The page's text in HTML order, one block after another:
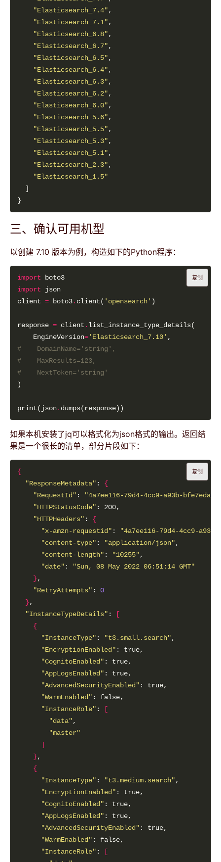
"Elasticsearch_7.4"
"Elasticsearch_7.1"
"Elasticsearch_6.8"
"Elasticsearch_6.7"
"Elasticsearch_6.5"
"Elasticsearch_6.4"
"Elasticsearch_6.3"
"Elasticsearch_6.2"
"Elasticsearch_6.0"
"Elasticsearch_5.6"
"Elasticsearch_5.5"
"Elasticsearch_5.3"
"Elasticsearch_5.1"
"Elasticsearch_2.3"
"Elasticsearch_1.5"
三、确认可用机型
以创建 7.10 版本为例，构造如下的Python程序：
import
import
client = boto3. client( 'opensearch'
response = client .
    EngineVersion
='Elasticsearch_7.10'
#    DomainName='string',
#    MaxResults=123,
#    NextToken='string'
print(json.
复制
如果本机安装了jq可以格式化为json格式的输出。返回结
果是一个很长的清单，部分片段如下：
{
"ResponseMetadata" : {
"RequestId" :
"4a7ee116-79d4-4cc9-a93b-
"HTTPStatusCode"
"HTTPHeaders" : {
"x-amzn-requestid" :
"4a7ee116-79d4-4cc9-
"content-type" : "application/json"
"content-length" : "10255"
"date" :
"Sun, 08 May 2022 06:51:14 GMT"
}
"RetryAttempts" : 0
}
"InstanceTypeDetails" :
[
{
"InstanceType" : "t3.small.search"
"EncryptionEnabled"
"CognitoEnabled"
"AppLogsEnabled"
"AdvancedSecurityEnabled"
"WarmEnabled"
"InstanceRole" :
[
"data"
"master"
]
}
{
"InstanceType" : "t3.medium.search"
"EncryptionEnabled"
"CognitoEnabled"
"AppLogsEnabled"
"AdvancedSecurityEnabled"
"WarmEnabled"
"InstanceRole" :
[
复制